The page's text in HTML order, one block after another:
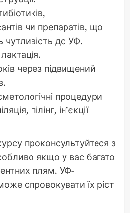
чи препаратів, що
чутливість до УФ.
лактація.
через підвищений
процедури
пілінг, ін’єкції
проконсультуйтеся з
якщо у вас багато
плям. УФ-
спровокувати їх ріст